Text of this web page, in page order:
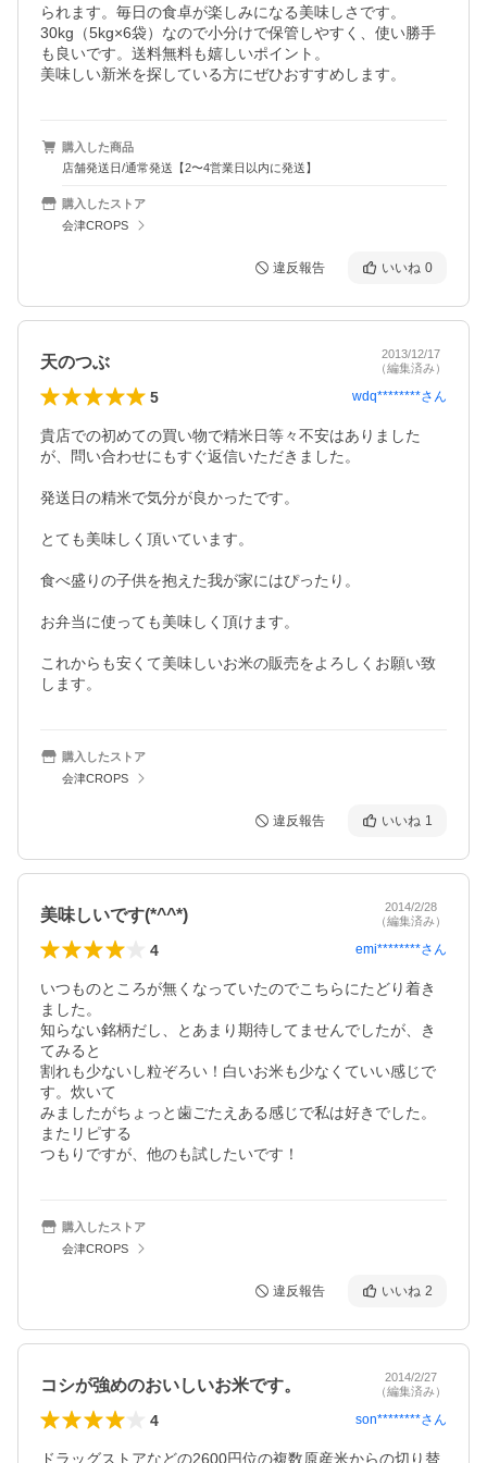
られます。毎日の食卓が楽しみになる美味しさです。
30kg（5kg×6袋）なので小分けで保管しやすく、使い勝手
も良いです。送料無料も嬉しいポイント。
美味しい新米を探している方にぜひおすすめします。
購入した商品
店舗発送日/通常発送【2〜4営業日以内に発送】
購入したストア
会津CROPS
違反報告 いいね 0
天のつぶ
2013/12/17
（編集済み）
5 wdq********さん
貴店での初めての買い物で精米日等々不安はありました
が、問い合わせにもすぐ返信いただきました。
発送日の精米で気分が良かったです。
とても美味しく頂いています。
食べ盛りの子供を抱えた我が家にはぴったり。
お弁当に使っても美味しく頂けます。
これからも安くて美味しいお米の販売をよろしくお願い致
します。
購入したストア
会津CROPS
違反報告 いいね 1
美味しいです(*^^*)
2014/2/28
（編集済み）
4 emi********さん
いつものところが無くなっていたのでこちらにたどり着き
ました。
知らない銘柄だし、とあまり期待してませんでしたが、き
てみると
割れも少ないし粒ぞろい！白いお米も少なくていい感じで
す。炊いて
みましたがちょっと歯ごたえある感じで私は好きでした。
またリピする
つもりですが、他のも試したいです！
購入したストア
会津CROPS
違反報告 いいね 2
コシが強めのおいしいお米です。
2014/2/27
（編集済み）
4 son********さん
ドラッグストアなどの2600円位の複数原産米からの切り替